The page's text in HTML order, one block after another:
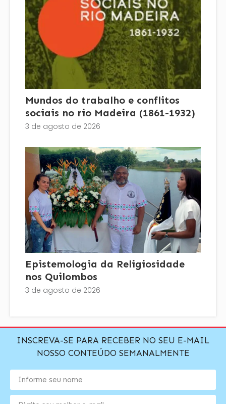
Mundos do trabalho e conflitos
sociais no rio Madeira (1861-1932)
3 de agosto de 2026
Epistemologia da Religiosidade
nos Quilombos
3 de agosto de 2026
INSCREVA-SE PARA RECEBER NO SEU E-MAIL
NOSSO CONTEÚDO SEMANALMENTE